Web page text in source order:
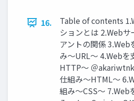
16.
Table of contents
ションとは 2.Webサ
アントの関係 3.Web
み〜URL〜 4.Webを
HTTP〜 ＠
仕組み〜HTML〜
組み〜CSS〜 7.Web